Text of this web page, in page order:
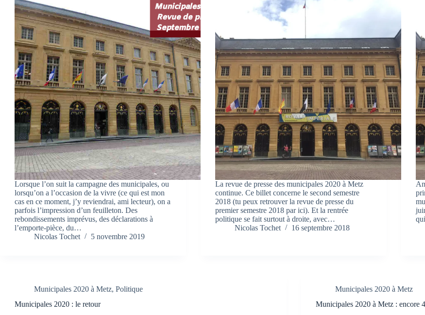
Lorsque l’on suit la campagne des municipales, ou
lorsqu’on a l’occasion de la vivre (ce qui est mon
cas en ce moment, j’y reviendrai, ami lecteur), on a
parfois l’impression d’un feuilleton. Des
rebondissements imprévus, des déclarations à
l’emporte-pièce, du…
Nicolas Tochet
5 novembre 2019
La revue de presse des municipales 2020 à Metz
continue. Ce billet concerne le second semestre
2018 (tu peux retrouver la revue de presse du
premier semestre 2018 par ici). Et la rentrée
politique se fait surtout à droite, avec…
Nicolas Tochet
16 septembre 2018
Municipales 2020 à Metz, Politique
Municipales 2020 : le retour
Municipales 2020 à Metz
Municipales 2020 à Metz : encore